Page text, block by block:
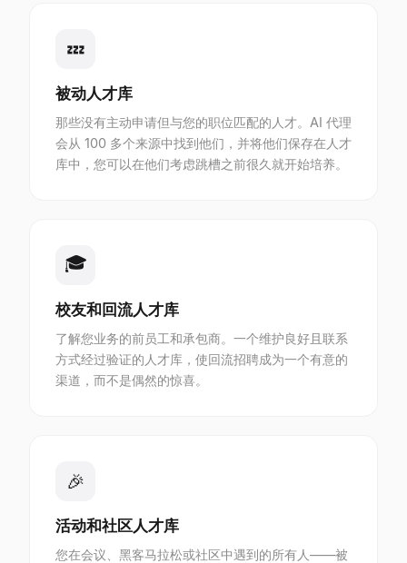
💤
被动人才库
那些没有主动申请但与您的职位匹配的人才。AI 代理
会从 100 多个来源中找到他们，并将他们保存在人才
库中，您可以在他们考虑跳槽之前很久就开始培养。
🎓
校友和回流人才库
了解您业务的前员工和承包商。一个维护良好且联系
方式经过验证的人才库，使回流招聘成为一个有意的
渠道，而不是偶然的惊喜。
🎉
活动和社区人才库
您在会议、黑客马拉松或社区中遇到的所有人——被